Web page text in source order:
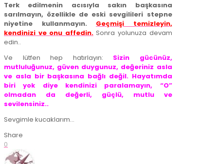
Terk edilmenin acısıyla sakın başkasına
sarılmayın, özellikle de eski sevgilileri stepne
niyetine kullanmayın.
Geçmişi temizleyin,
kendinizi ve onu affedin.Sonra yolunuza devam
edin..
Ve lütfen hep hatırlayın: Sizin gücünüz,
mutluluğunuz, güven duygunuz, değeriniz asla
ve asla bir başkasına bağlı değil. Hayatımda
biri yok diye kendinizi paralamayın, “O”
olmadan da değerli, güçlü, mutlu ve
sevilensiniz..
Sevgimle kucaklarım…
Share
0